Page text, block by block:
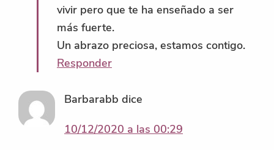
vivir pero que te ha enseñado a ser
más fuerte.
Un abrazo preciosa, estamos contigo.
Responder
Barbarabb dice
10/12/2020 a las 00:29